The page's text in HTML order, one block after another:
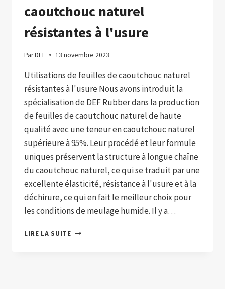
caoutchouc naturel
résistantes à l'usure
ParDEF 13 novembre 2023
Utilisations de feuilles de caoutchouc naturel
résistantes à l'usure Nous avons introduit la
spécialisation de DEF Rubber dans la production
de feuilles de caoutchouc naturel de haute
qualité avec une teneur en caoutchouc naturel
supérieure à 95%. Leur procédé et leur formule
uniques préservent la structure à longue chaîne
du caoutchouc naturel, ce qui se traduit par une
excellente élasticité, résistance à l'usure et à la
déchirure, ce qui en fait le meilleur choix pour
les conditions de meulage humide. Il y a…
LIRE LA SUITEUTILISATIONS